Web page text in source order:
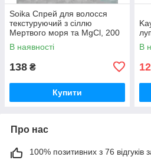
Soika Спрей для волосся
текстуруючий з сіллю
Мертвого моря та MgCl, 200
мл
В наявності
138 ₴
Купити
В
Про нас
100% позитивних з 76 відгуків